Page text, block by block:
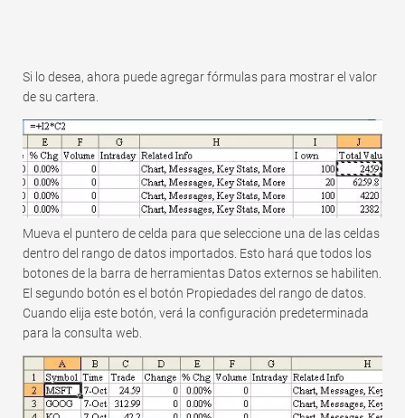
Si lo desea, ahora puede agregar fórmulas para mostrar el valor
de su cartera.
Mueva el puntero de celda para que seleccione una de las celdas
dentro del rango de datos importados. Esto hará que todos los
botones de la barra de herramientas Datos externos se habiliten.
El segundo botón es el botón Propiedades del rango de datos.
Cuando elija este botón, verá la configuración predeterminada
para la consulta web.